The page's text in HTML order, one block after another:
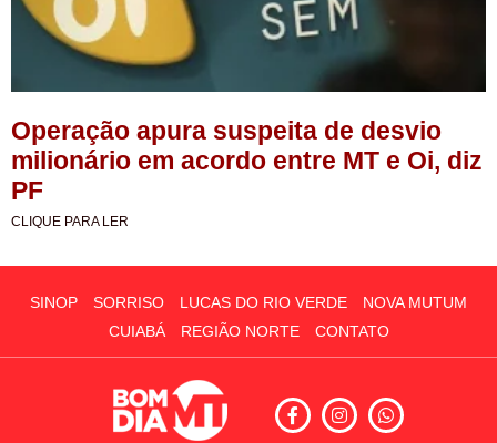
Operação apura suspeita de desvio
milionário em acordo entre MT e Oi, diz
PF
CLIQUE PARA LER
SINOP SORRISO LUCAS DO RIO VERDE
NOVA MUTUM
CUIABÁ
REGIÃO NORTE CONTATO